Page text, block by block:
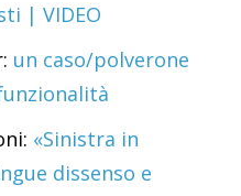
| VIDEO
un caso/polverone
«Sinistra in
dissenso e